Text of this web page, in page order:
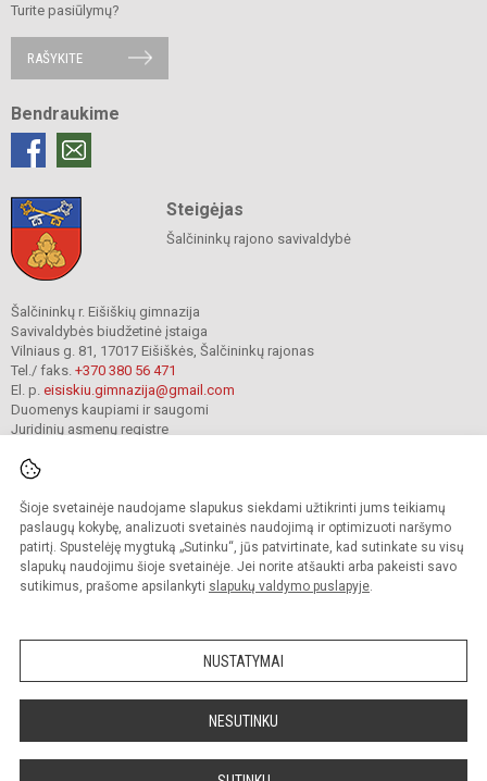
Šioje svetainėje naudojame slapukus siekdami užtikrinti jums teikiamų
paslaugų kokybę, analizuoti svetainės naudojimą ir optimizuoti naršymo
patirtį. Spustelėję mygtuką „Sutinku“, jūs patvirtinate, kad sutinkate su visų
slapukų naudojimu šioje svetainėje. Jei norite atšaukti arba pakeisti savo
sutikimus, prašome apsilankyti slapukų valdymo puslapyje.
NUSTATYMAI
NESUTINKU
Turite pasiūlymų?
RAŠYKITE
Bendraukime
Steigėjas
Šalčininkų rajono savivaldybė
Šalčininkų r. Eišiškių gimnazija
Savivaldybės biudžetinė įstaiga
Vilniaus g. 81, 17017 Eišiškės, Šalčininkų rajonas
Tel./ faks. +370 380 56 471
El. p. eisiskiu.gimnazija@gmail.com
Duomenys kaupiami ir saugomi
Juridinių asmenų registre
© 2024. Šalčininkų r. Eišiškių gimnazija. Visos teisės saugomos.
Kopijuoti turinį be raštiško įstaigos administracijos sutikimo griežtai draudžiama.
Prieinamumo paraiška Slapukų valdymas